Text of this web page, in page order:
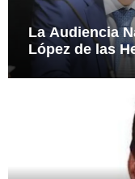
La Audiencia
López de las
presuntas
112,8 millones